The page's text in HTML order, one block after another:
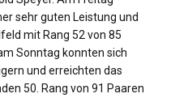
sehr guten Leistung und
mit Rang 52 von 85
Sonntag konnten sich
und erreichten das
50. Rang von 91 Paaren